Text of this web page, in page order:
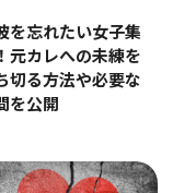
を忘れたい女子集
元カレへの未練を
切る方法や必要な
を公開